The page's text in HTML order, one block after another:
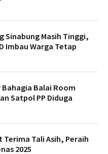
Sinabung Masih Tinggi,
Imbau Warga Tetap
Bahagia Balai Room
Satpol PP Diduga
Terima Tali Asih, Peraih
2025